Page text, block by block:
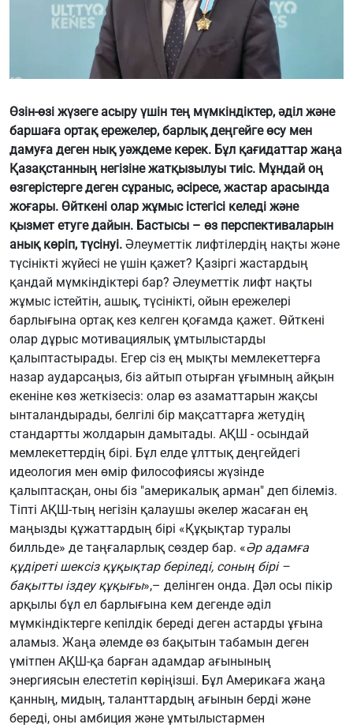
Өзін-өзі жүзеге асыру үшін тең мүмкіндіктер, әділ және
баршаға ортақ ережелер, барлық деңгейге өсу мен
дамуға деген нық уәждеме керек. Бұл қағидаттар жаңа
Қазақстанның негізіне жатқызылуы тиіс. Мұндай оң
өзгерістерге деген сұраныс, әсіресе, жастар арасында
жоғары. Өйткені олар жұмыс істегісі келеді және
қызмет етуге дайын. Бастысы – өз перспективаларын
анық көріп, түсінуі. Әлеуметтік лифтілердің нақты және
түсінікті жүйесі не үшін қажет? Қазіргі жастардың
қандай мүмкіндіктері бар? Әлеуметтік лифт нақты
жұмыс істейтін, ашық, түсінікті, ойын ережелері
барлығына ортақ кез келген қоғамда қажет. Өйткені
олар дұрыс мотивациялық ұмтылыстарды
қалыптастырады. Егер сіз ең мықты мемлекеттерға
назар аударсаңыз, біз айтып отырған ұғымның айқын
екеніне көз жеткізесіз: олар өз азаматтарын жақсы
ынталандырады, белгілі бір мақсаттарға жетудің
стандартты жолдарын дамытады. АҚШ - осындай
мемлекеттердің бірі. Бұл елде ұлттық деңгейдегі
идеология мен өмір философиясы жүзінде
қалыптасқан, оны біз "америкалық арман" деп білеміз.
Тіпті АҚШ-тың негізін қалаушы әкелер жасаған ең
маңызды құжаттардың бірі «Құқықтар туралы
билльде» де таңғаларлық сөздер бар. «Әр адамға
құдіреті шексіз құқықтар беріледі, соның бірі –
бақытты іздеу құқығы»,– делінген онда. Дәл осы пікір
арқылы бұл ел барлығына кем дегенде әділ
мүмкіндіктерге кепілдік береді деген астарды ұғына
аламыз. Жаңа әлемде өз бақытын табамын деген
үмітпен АҚШ-қа барған адамдар ағынының
энергиясын елестетіп көріңізші. Бұл Америкаға жаңа
қанның, мидың, таланттардың ағынын берді және
береді, оны амбиция және ұмтылыстармен